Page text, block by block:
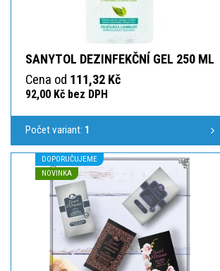
SANYTOL DEZINFEKČNÍ GEL 250 ML
Cena od 111,32 Kč
92,00 Kč bez DPH
Počet variant: 1
DOPORUČUJEME
NOVINKA